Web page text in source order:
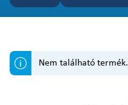
Nem található termék.